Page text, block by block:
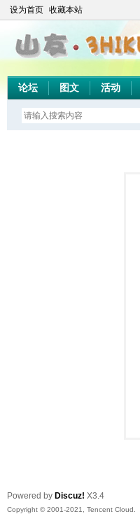
设为首页 收藏本站
论坛 图文 活动
Powered by Discuz! X3.4
Copyright © 2001-2021, Tencent Cloud.